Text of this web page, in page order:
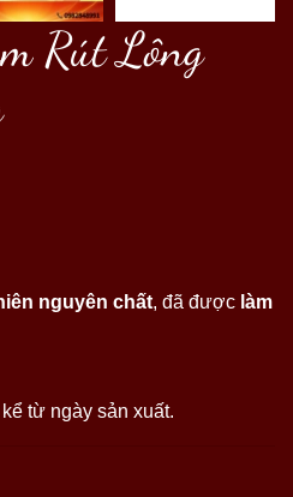
Rút Lông
nguyên chất, đã được làm
từ ngày sản xuất.